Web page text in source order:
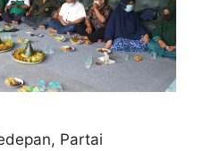
Partai